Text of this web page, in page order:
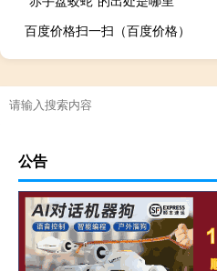
百度价格扫一扫（百度价格）
公告